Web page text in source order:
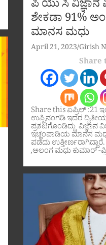
ಪಿ ಯು ಸಿ ವಿಜ್ಞಾನ
ಶೇಕಡಾ 91%
ಮಾನಸ ಮಧು
April 21, 2023 Girish
Share
Share this ಏಪ್ರಿಲ್ :21
ಉಪ್ಪಿನಂಗಡಿ ಇದರ
ಪ್ರಕಟಗೊಂಡಿದ್ದು ವಿಜ್ಞಾನ
ಇಚ್ಲಂಪಾಡಿಯ ಮಾನಸ
ಪಡೆದು
,ಅಲಂಗ ಮಧು ಕುಮಾರ್ -